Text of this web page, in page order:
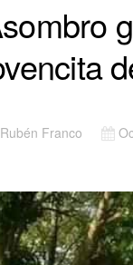
Rubén Franco